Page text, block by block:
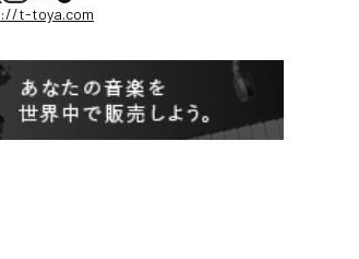
t-toya.com